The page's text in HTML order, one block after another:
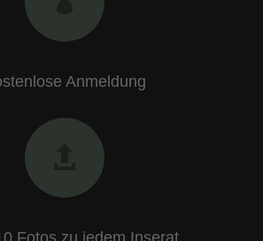
Anmeldung